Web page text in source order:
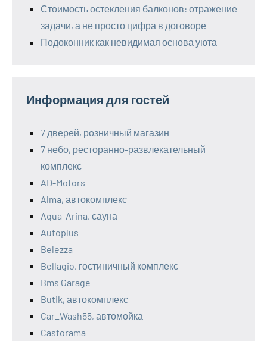
Стоимость остекления балконов: отражение
задачи, а не просто цифра в договоре
Подоконник как невидимая основа уюта
Информация для гостей
7 дверей, розничный магазин
7 небо, ресторанно-развлекательный
комплекс
AD-Motors
Alma, автокомплекс
Aqua-Arina, сауна
Autoplus
Belezza
Bellagio, гостиничный комплекс
Bms Garage
Butik, автокомплекс
Car_Wash55, автомойка
Castorama